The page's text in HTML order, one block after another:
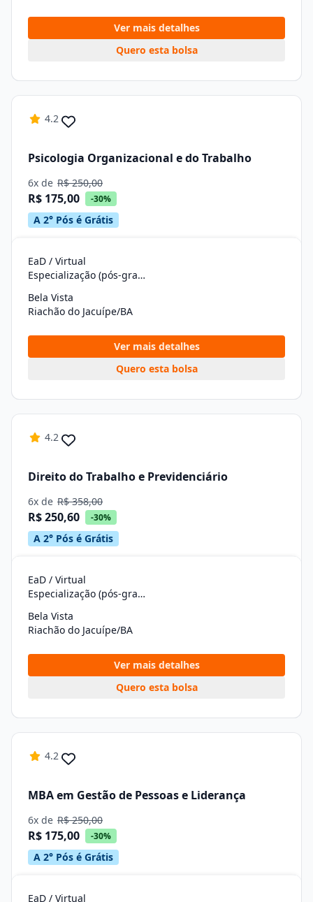
Ver mais detalhes
Quero esta bolsa
4.2
Psicologia Organizacional e do Trabalho
6x de R$ 250,00
R$ 175,00 -30%
A 2° Pós é Grátis
EaD / Virtual
Especialização (pós-graduação)
Bela Vista
Riachão do Jacuípe/BA
Ver mais detalhes
Quero esta bolsa
4.2
Direito do Trabalho e Previdenciário
6x de R$ 358,00
R$ 250,60 -30%
A 2° Pós é Grátis
EaD / Virtual
Especialização (pós-graduação)
Bela Vista
Riachão do Jacuípe/BA
Ver mais detalhes
Quero esta bolsa
4.2
MBA em Gestão de Pessoas e Liderança
6x de R$ 250,00
R$ 175,00 -30%
A 2° Pós é Grátis
EaD / Virtual